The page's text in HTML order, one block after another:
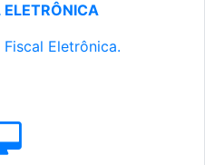
ELETRÔNICA
Eletrônica.